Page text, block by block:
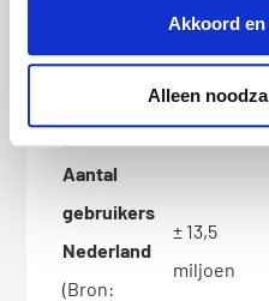
Akkoord
Alleen
Nee
Aantal
gebruikers
Nederland
(Bron:
± 13,5
miljoen